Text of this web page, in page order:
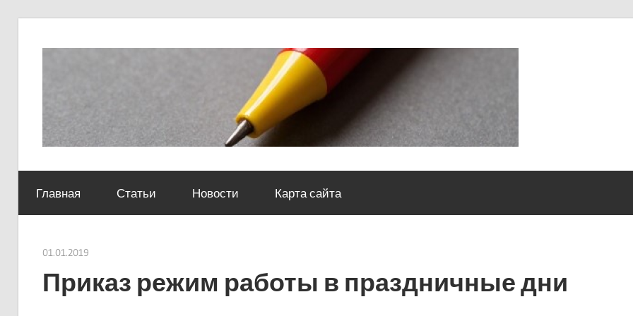
юридический
центр
Главная Статьи Новости Карта сайта
01.01.2019
Приказ режим работы в праздничные дни